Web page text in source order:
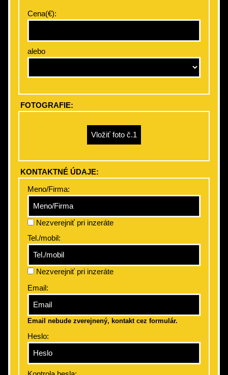
Cena(€):
alebo
FOTOGRAFIE:
KONTAKTNÉ ÚDAJE:
Meno/Firma:
Nezverejniť pri inzeráte
Tel./mobil:
Nezverejniť pri inzeráte
Email:
Email nebude zverejnený, kontakt cez formulár.
Heslo: